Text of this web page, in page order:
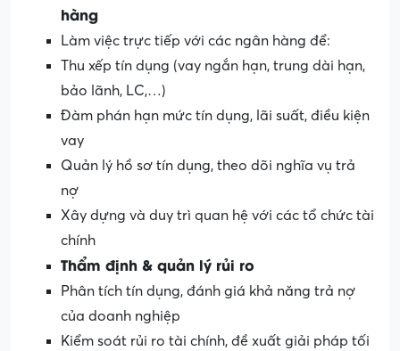
hàng
Làm việc trực tiếp với các ngân hàng để:
Thu xếp tín dụng (vay ngắn hạn, trung dài hạn,
bảo lãnh, LC,…)
Đàm phán hạn mức tín dụng, lãi suất, điều kiện
vay
Quản lý hồ sơ tín dụng, theo dõi nghĩa vụ trả
nợ
Xây dựng và duy trì quan hệ với các tổ chức tài
chính
Thẩm định & quản lý rủi ro
Phân tích tín dụng, đánh giá khả năng trả nợ
của doanh nghiệp
Kiểm soát rủi ro tài chính, đề xuất giải pháp tối